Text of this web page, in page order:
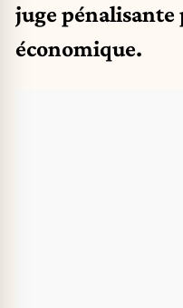
juge pénalisante
économique.